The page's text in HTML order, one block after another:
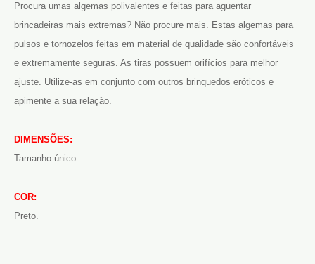
Procura umas algemas polivalentes e feitas para aguentar
brincadeiras mais extremas? Não procure mais. Estas algemas para
pulsos e tornozelos feitas em material de qualidade são confortáveis
e extremamente seguras. As tiras possuem orifícios para melhor
ajuste. Utilize-as em conjunto com outros brinquedos eróticos e
apimente a sua relação.
DIMENSÕES:
Tamanho único.
COR:
Preto.